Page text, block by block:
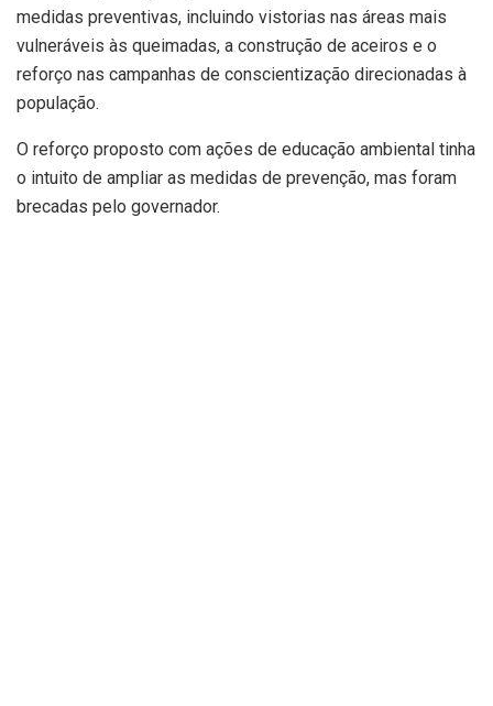
medidas preventivas, incluindo vistorias nas áreas mais
vulneráveis às queimadas, a construção de aceiros e o
reforço nas campanhas de conscientização direcionadas à
população.
O reforço proposto com ações de educação ambiental tinha
o intuito de ampliar as medidas de prevenção, mas foram
brecadas pelo governador.